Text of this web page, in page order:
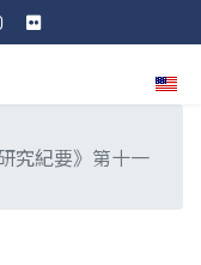
選擇
究紀要》第十一